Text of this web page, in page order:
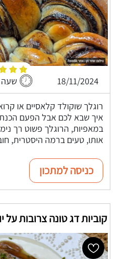
18/11/2024 שעה ו-15
רוגלך שוקולד קלאסיים או
איך שבא לכם אבל הפעם
במאפיות, הרוגלך פשוט רך
אותו, טעים ברמה היסטרית,
כניסה למתכון
קוביות דג טונה צרובות על